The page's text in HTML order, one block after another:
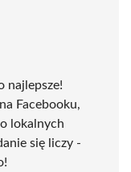
najlepsze!
Facebooku,
lokalnych
się liczy -